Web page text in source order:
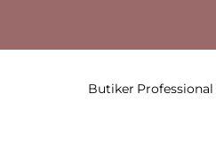
Butiker Professional